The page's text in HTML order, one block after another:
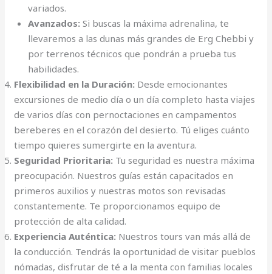
variados.
Avanzados:Si buscas la máxima adrenalina, te
llevaremos a las dunas más grandes de Erg Chebbi y
por terrenos técnicos que pondrán a prueba tus
habilidades.
Flexibilidad en la Duración: Desde emocionantes
excursiones de medio día o un día completo hasta viajes
de varios días con pernoctaciones en campamentos
bereberes en el corazón del desierto. Tú eliges cuánto
tiempo quieres sumergirte en la aventura.
Seguridad Prioritaria: Tu seguridad es nuestra máxima
preocupación. Nuestros guías están capacitados en
primeros auxilios y nuestras motos son revisadas
constantemente. Te proporcionamos equipo de
protección de alta calidad.
Experiencia Auténtica: Nuestros tours van más allá de
la conducción. Tendrás la oportunidad de visitar pueblos
nómadas, disfrutar de té a la menta con familias locales